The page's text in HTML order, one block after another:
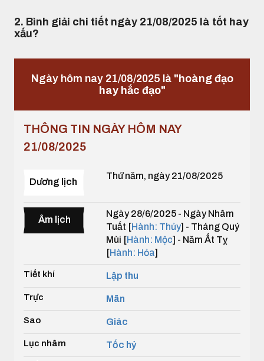
2. Bình giải chi tiết ngày 21/08/2025 là tốt hay
xấu?
Ngày hôm nay 21/08/2025 là "hoàng đạo
hay hắc đạo"
THÔNG TIN NGÀY HÔM NAY
21/08/2025
Dương lịch
Thứ năm, ngày 21/08/2025
Âm lịch
Ngày 28/6/2025 - Ngày Nhâm
Tuất [Hành: Thủy] - Tháng Quý
Mùi [Hành: Mộc] - Năm Ất Tỵ
[Hành: Hỏa]
Tiết khí Lập thu
Trực Mãn
Sao Giác
Lục nhâm Tốc hỷ